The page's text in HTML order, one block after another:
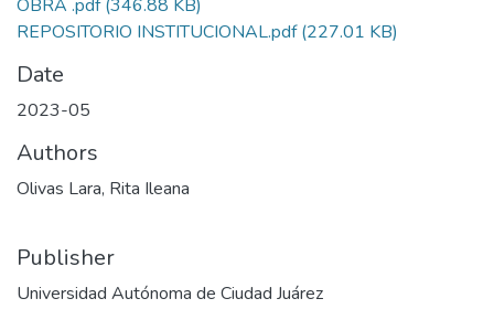
OBRA .pdf(346.88 KB)
REPOSITORIO INSTITUCIONAL.pdf(227.01 KB)
Date
2023-05
Authors
Olivas Lara, Rita Ileana
Publisher
Universidad Autónoma de Ciudad Juárez